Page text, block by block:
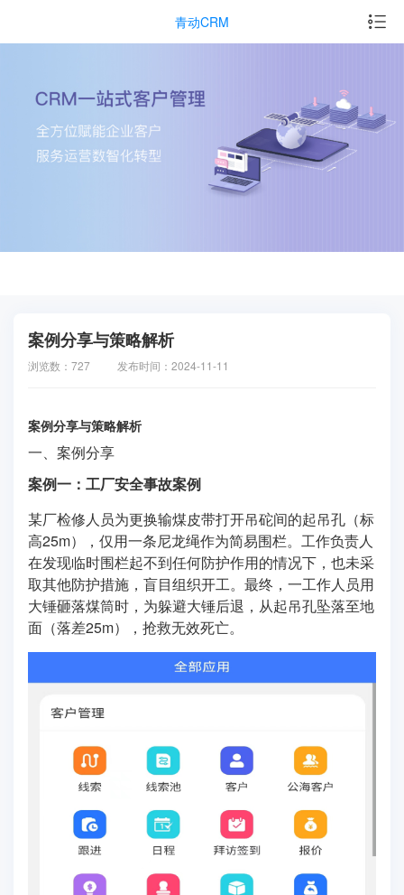
青动CRM
案例分享与策略解析
浏览数：727 发布时间：2024-11-11
案例分享与策略解析
一、案例分享
案例一：工厂安全事故案例
某厂检修人员为更换输煤皮带打开吊砣间的起吊孔（标
高25m），仅用一条尼龙绳作为简易围栏。工作负责人
在发现临时围栏起不到任何防护作用的情况下，也未采
取其他防护措施，盲目组织开工。最终，一工作人员用
大锤砸落煤筒时，为躲避大锤后退，从起吊孔坠落至地
面（落差25m），抢救无效死亡。